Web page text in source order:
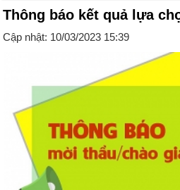
Thông báo kết quả lựa
Cập nhật: 10/03/2023 15:39